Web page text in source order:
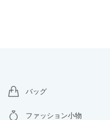
バッグ
ファッション小物